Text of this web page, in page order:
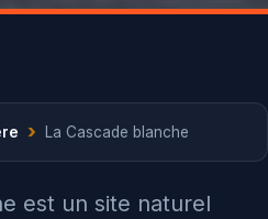
› La Cascade blanche
est un site naturel